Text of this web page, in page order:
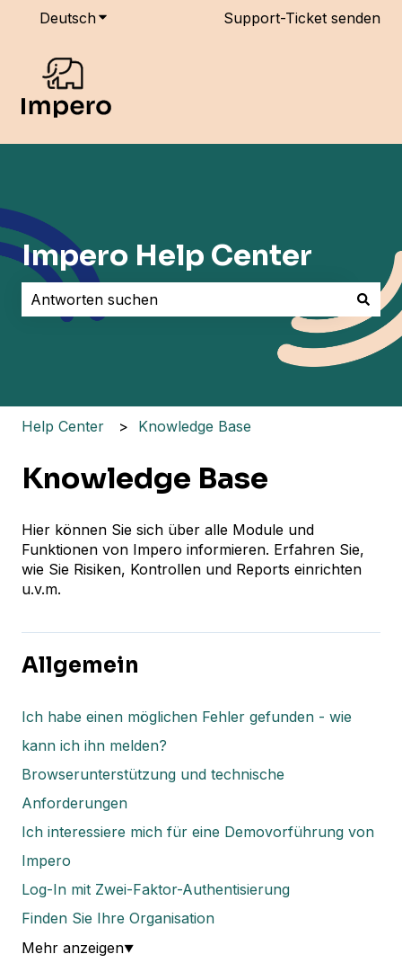
DeutschUntermenü für Übersetzungen anzeigen
Support-Ticket senden
Impero Help Center
Es gibt keine Vorschläge, da das Suchfeld leer ist.
Help Center Knowledge Base
Knowledge Base
Hier können Sie sich über alle Module und
Funktionen von Impero informieren. Erfahren Sie,
wie Sie Risiken, Kontrollen und Reports einrichten
u.v.m.
Allgemein
Ich habe einen möglichen Fehler gefunden - wie
kann ich ihn melden?
Browserunterstützung und technische
Anforderungen
Ich interessiere mich für eine Demovorführung von
Impero
Log-In mit Zwei-Faktor-Authentisierung
Finden Sie Ihre Organisation
Mehr anzeigen▼